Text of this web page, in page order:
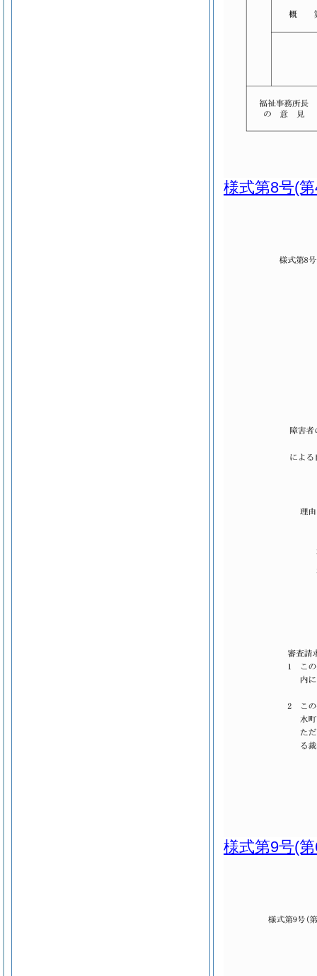
様式第8号(
様式第9号(